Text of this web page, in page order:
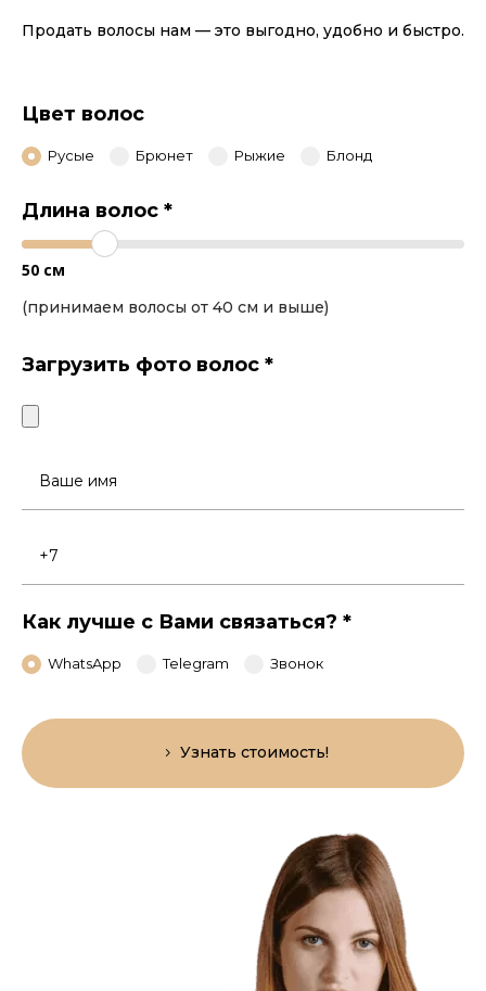
Продать волосы нам — это выгодно, удобно и быстро.
Цвет волос
Русые Брюнет Рыжие Блонд
Длина волос *
50 см
(принимаем волосы от 40 см и выше)
Загрузить фото волос *
Ваше
имя
Номер
телефона
Как лучше с Вами связаться? *
WhatsApp Telegram Звонок
Узнать стоимость!